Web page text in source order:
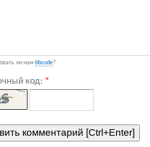
ли нам bbcode?
код: *